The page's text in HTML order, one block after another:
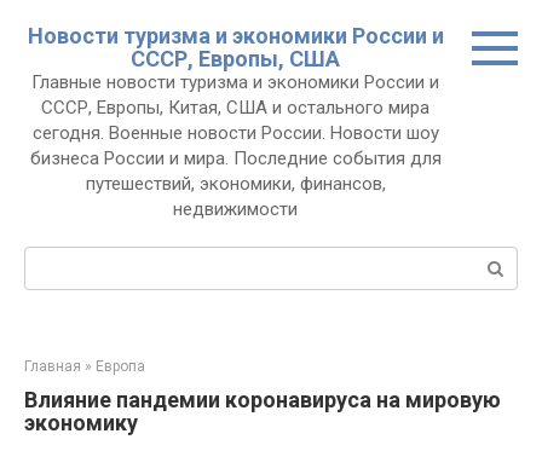
Новости туризма и экономики России и
СССР, Европы, США
Главные новости туризма и экономики России и
СССР, Европы, Китая, США и остального мира
сегодня. Военные новости России. Новости шоу
бизнеса России и мира. Последние события для
путешествий, экономики, финансов,
недвижимости
Поиск:
Главная » Европа
Влияние пандемии коронавируса на мировую
экономику